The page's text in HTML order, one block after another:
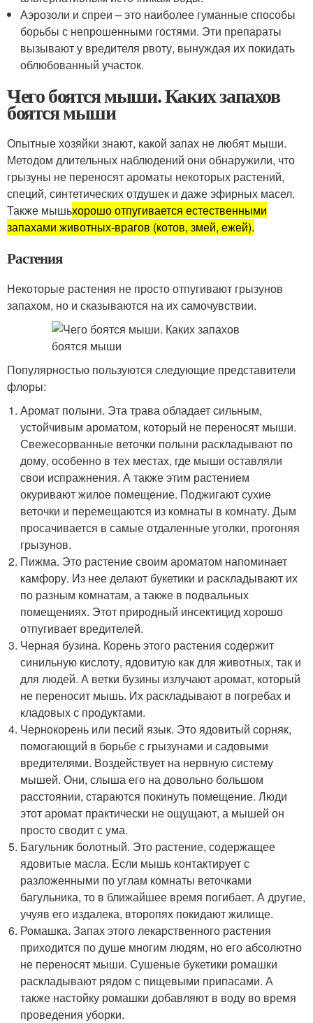
Аэрозоли и спреи – это наиболее гуманные способы
борьбы с непрошенными гостями. Эти препараты
вызывают у вредителя рвоту, вынуждая их покидать
облюбованный участок.
Чего боятся мыши. Каких запахов
боятся мыши
Опытные хозяйки знают, какой запах не любят мыши.
Методом длительных наблюдений они обнаружили, что
грызуны не переносят ароматы некоторых растений,
специй, синтетических отдушек и даже эфирных масел.
Также мышьхорошо отпугивается естественными
запахами животных-врагов (котов, змей, ежей).
Растения
Некоторые растения не просто отпугивают грызунов
запахом, но и сказываются на их самочувствии.
Популярностью пользуются следующие представители
флоры:
Аромат полыни. Эта трава обладает сильным,
устойчивым ароматом, который не переносят мыши.
Свежесорванные веточки полыни раскладывают по
дому, особенно в тех местах, где мыши оставляли
свои испражнения. А также этим растением
окуривают жилое помещение. Поджигают сухие
веточки и перемещаются из комнаты в комнату. Дым
просачивается в самые отдаленные уголки, прогоняя
грызунов.
Пижма. Это растение своим ароматом напоминает
камфору. Из нее делают букетики и раскладывают их
по разным комнатам, а также в подвальных
помещениях. Этот природный инсектицид хорошо
отпугивает вредителей.
Черная бузина. Корень этого растения содержит
синильную кислоту, ядовитую как для животных, так и
для людей. А ветки бузины излучают аромат, который
не переносит мышь. Их раскладывают в погребах и
кладовых с продуктами.
Чернокорень или песий язык. Это ядовитый сорняк,
помогающий в борьбе с грызунами и садовыми
вредителями. Воздействует на нервную систему
мышей. Они, слыша его на довольно большом
расстоянии, стараются покинуть помещение. Люди
этот аромат практически не ощущают, а мышей он
просто сводит с ума.
Багульник болотный. Это растение, содержащее
ядовитые масла. Если мышь контактирует с
разложенными по углам комнаты веточками
багульника, то в ближайшее время погибает. А другие,
учуяв его издалека, второпях покидают жилище.
Ромашка. Запах этого лекарственного растения
приходится по душе многим людям, но его абсолютно
не переносят мыши. Сушеные букетики ромашки
раскладывают рядом с пищевыми припасами. А
также настойку ромашки добавляют в воду во время
проведения уборки.